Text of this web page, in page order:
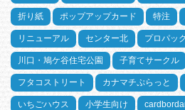
折り紙 ポップアップカード 特注
リニューアル センター北 プロパッ
川口・鳩ケ谷住宅公園 子育てサークル
フタコストリート カナマチぷらっと
いちごハウス 小学生向け